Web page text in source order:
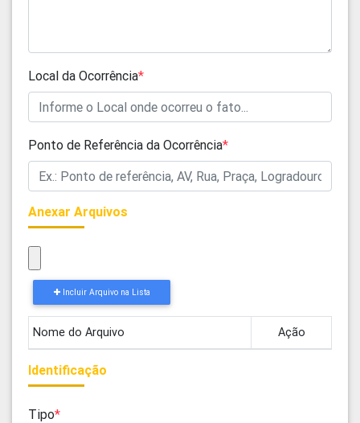
Local da Ocorrência*
Ponto de Referência da Ocorrência*
Anexar Arquivos
Incluir Arquivo na Lista
Nome do Arquivo Ação
Identificação
Tipo*